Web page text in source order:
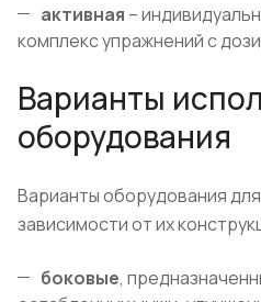
активная –
комплекс упражнений с
Варианты
оборудования
Варианты оборудования
зависимости от их
боковые,